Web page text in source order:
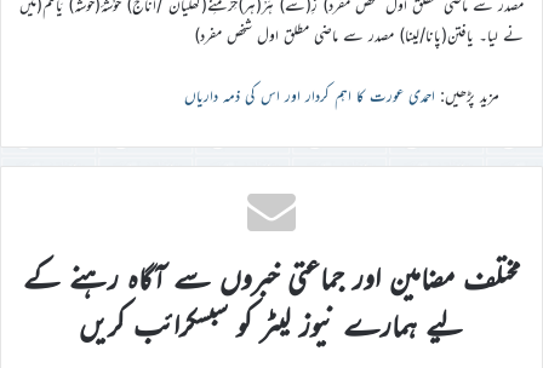
نے لیا۔ یافتن(پانا/لینا) مصدر سے ماضی مطلق اول شخص مفرد)
مزید پڑھیں: احمدی عورت کا اہم کردار اور اس کی ذمہ داریاں
مختلف مضامین اور جماعتی خبروں سے آگاہ رہنے کے
لیے ہمارے نیوز لیٹر کو سبسکرائب کریں